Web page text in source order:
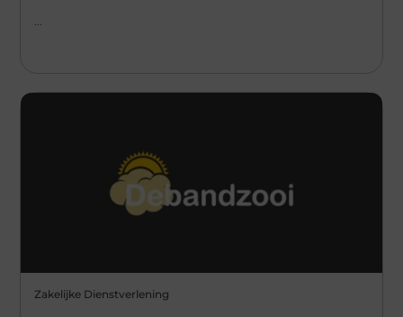
...
Zakelijke Dienstverlening